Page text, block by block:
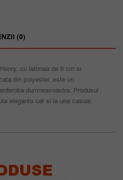
(0)
cu latimea de 6 cm si
din polyester, este un
dumneavoastra. Produsul
eleganta cat si la una casual,